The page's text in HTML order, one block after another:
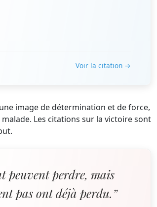
Voir la citation →
image de détermination et de force,
Les citations sur la victoire sont
peuvent perdre, mais
pas ont déjà perdu.”